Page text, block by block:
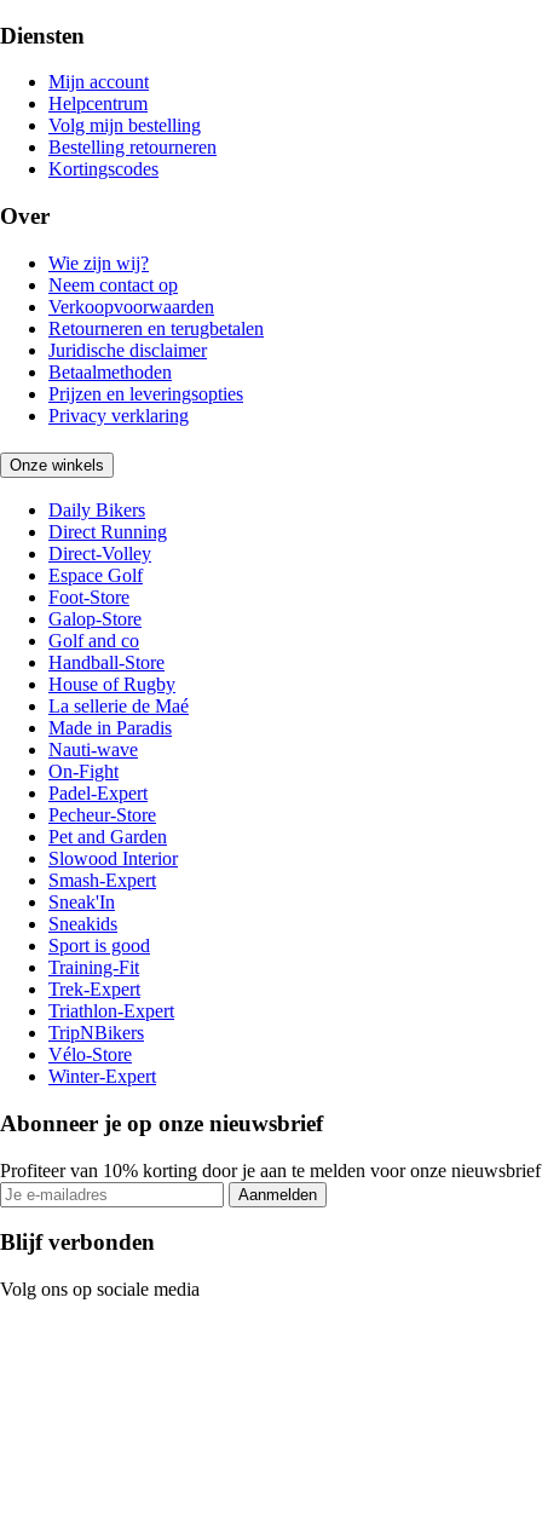
Diensten
Mijn account
Helpcentrum
Volg mijn bestelling
Bestelling retourneren
Kortingscodes
Over
Wie zijn wij?
Neem contact op
Verkoopvoorwaarden
Retourneren en terugbetalen
Juridische disclaimer
Betaalmethoden
Prijzen en leveringsopties
Privacy verklaring
Onze winkels
Daily Bikers
Direct Running
Direct-Volley
Espace Golf
Foot-Store
Galop-Store
Golf and co
Handball-Store
House of Rugby
La sellerie de Maé
Made in Paradis
Nauti-wave
On-Fight
Padel-Expert
Pecheur-Store
Pet and Garden
Slowood Interior
Smash-Expert
Sneak'In
Sneakids
Sport is good
Training-Fit
Trek-Expert
Triathlon-Expert
TripNBikers
Vélo-Store
Winter-Expert
Abonneer je op onze nieuwsbrief
Profiteer van 10% korting door je aan te melden voor onze nieuwsbrief
Aanmelden
Blijf verbonden
Volg ons op sociale media